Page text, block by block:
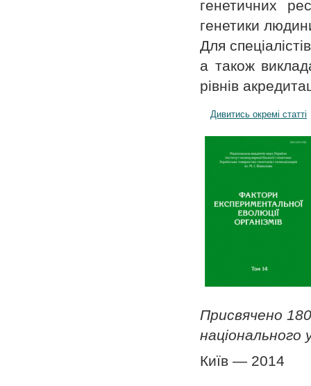
генетичних
генетики
Для
а також
рівнів
Дивитись окремі статті
Присвячено
національного
Київ — 2014